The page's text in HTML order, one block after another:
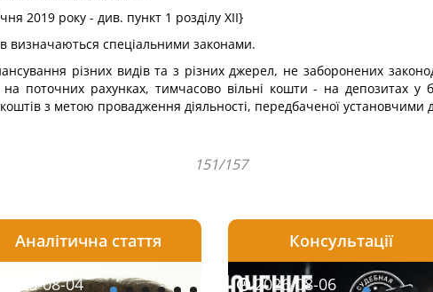
2019 року - див. пункт 1 розділу XII}
визначаються спеціальними законами.
різних видів та з різних джерел, не заборонених
поточних рахунках, тимчасово вільні кошти - на депозитах у
з метою провадження діяльності, передбаченої установчими
151/157
08-06 2026-08-06
Аналітична стаття
2026-08-04 2026-08-04
Консультації
2026-08-05 2026-08-06
2026-07-30